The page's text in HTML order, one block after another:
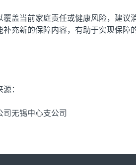
盖当前家庭责任或健康风险，建
补充新的保障内容，有助于实现保
：
司无锡中心支公司